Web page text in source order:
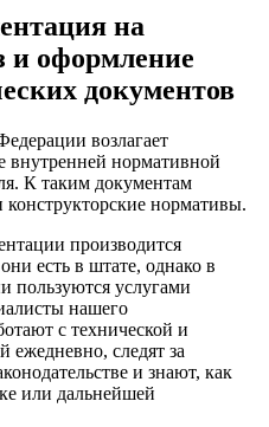
на
и оформление
документов
возлагает
внутренней нормативной
К таким документам
конструкторские нормативы.
производится
есть в штате, однако в
пользуются услугами
нашего
с технической и
ежедневно, следят за
и знают, как
или дальнейшей